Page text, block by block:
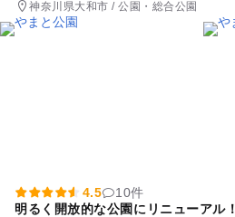
神奈川県大和市 / 公園・総合公園
4.5
10件
明るく開放的な公園にリニューアル！